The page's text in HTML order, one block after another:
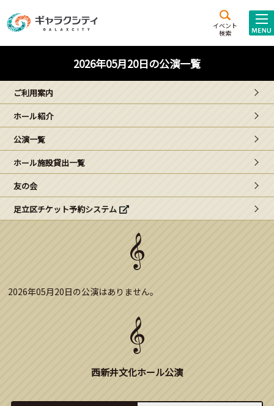
イベント
検索
施設案内
西新井
文化ホール
ギャラクシティとは
こどもみーてぃんぐ
Gがくえん
ブランドからのお知らせ
2026年05月20日の公演一覧
ご利用案内
ホール紹介
公演一覧
ホール施設貸出一覧
友の会
足立区チケット予約システム
2026年05月20日の公演はありません。
西新井文化ホール公演